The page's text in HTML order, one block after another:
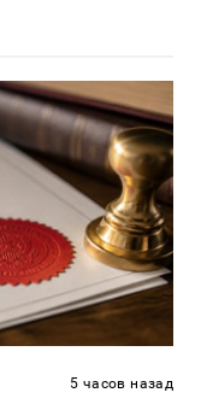
5 часов назад